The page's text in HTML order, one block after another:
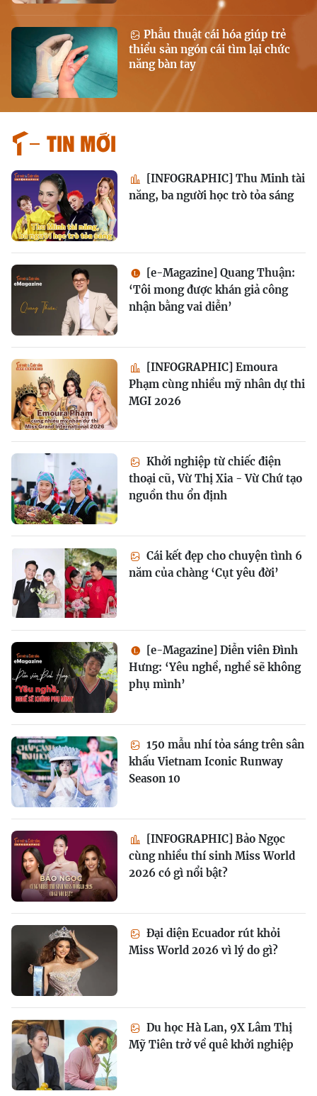
Phẫu thuật cái hóa giúp trẻ
thiểu sản ngón cái tìm lại chức
năng bàn tay
Tin mới
[INFOGRAPHIC] Thu Minh tài
năng, ba người học trò tỏa sáng
[e-Magazine] Quang Thuận:
‘Tôi mong được khán giả công
nhận bằng vai diễn’
[INFOGRAPHIC] Emoura
Phạm cùng nhiều mỹ nhân dự thi
MGI 2026
Khởi nghiệp từ chiếc điện
thoại cũ, Vừ Thị Xia - Vừ Chứ tạo
nguồn thu ổn định
Cái kết đẹp cho chuyện tình 6
năm của chàng ‘Cụt yêu đời’
[e-Magazine] Diễn viên Đình
Hưng: ‘Yêu nghề, nghề sẽ không
phụ mình’
150 mẫu nhí tỏa sáng trên sân
khấu Vietnam Iconic Runway
Season 10
[INFOGRAPHIC] Bảo Ngọc
cùng nhiều thí sinh Miss World
2026 có gì nổi bật?
Đại diện Ecuador rút khỏi
Miss World 2026 vì lý do gì?
Du học Hà Lan, 9X Lâm Thị
Mỹ Tiên trở về quê khởi nghiệp